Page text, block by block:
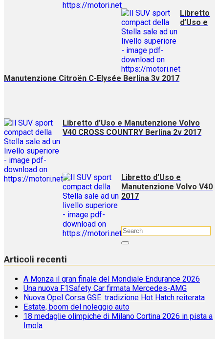
Libretto
d’Uso e
Manutenzione Citroën C-Elysée Berlina 3v 2017
Libretto d’Uso e Manutenzione Volvo
V40 CROSS COUNTRY Berlina 2v 2017
Libretto d’Uso e
Manutenzione Volvo V40
2017
Articoli recenti
A Monza il gran finale del Mondiale Endurance 2026
Una nuova F1Safety Car firmata Mercedes-AMG
Nuova Opel Corsa GSE: tradizione Hot Hatch reiterata
Estate, boom del noleggio auto
18 medaglie olimpiche di Milano Cortina 2026 in pista a
Imola